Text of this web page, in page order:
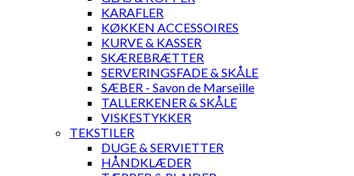
KARAFLER
KØKKEN ACCESSOIRES
KURVE & KASSER
SKÆREBRÆTTER
SERVERINGSFADE & SKÅLE
SÆBER - Savon de Marseille
TALLERKENER & SKÅLE
VISKESTYKKER
TEKSTILER
DUGE & SERVIETTER
HÅNDKLÆDER